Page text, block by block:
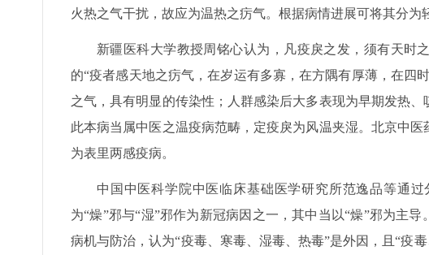
火热之气干扰，故应为温热之疠气。根据病情进展可将其分为
新疆医科大学教授周铭心认为，凡疫戾之发，须有天
的“疫者感天地之疠气，在岁运有多寡，在方隅有厚薄，在四
之气，具有明显的传染性；人群感染后大多表现为早期发热
此本病当属中医之温疫病范畴，定疫戾为风温夹湿。北京中
为表里两感疫病。
中国中医科学院中医临床基础医学研究所范逸品等通
为“燥”邪与“湿”邪作为新冠病因之一，其中当以“燥”邪为主
病机与防治，认为“疫毒、寒毒、湿毒、热毒”是外因，且“疫